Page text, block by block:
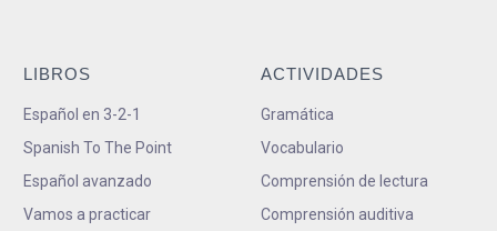
LIBROS
Español en 3-2-1
Spanish To The Point
Español avanzado
Vamos a practicar
ACTIVIDADES
Gramática
Vocabulario
Comprensión de lectura
Comprensión auditiva